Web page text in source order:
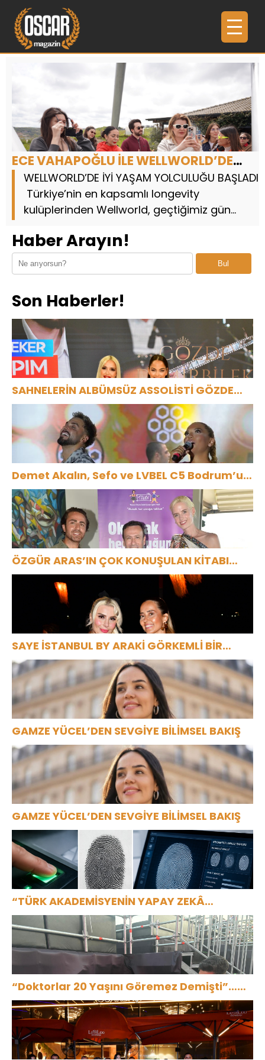
ECE VAHAPOĞLU İLE WELLWORLD’DE
NEFES VE YENİLENME
WELLWORLD’DE İYİ YAŞAM YOLCULUĞU BAŞLADI
Türkiye’nin en kapsamlı longevity
kulüplerinden Wellworld, geçtiğimiz gün
etkinlikle sağlıklı yaşam tutkunlar...
Haber Arayın!
Bul
Son Haberler!
SAHNELERİN ALBÜMSÜZ ASSOLİSTİ GÖZDE
DEMİRBİLEK, NR1 MAGAZİN’DE: “SON
ASSOLİST OLARAK VAR OLACAĞIM!”
Demet Akalın, Sefo ve LVBEL C5 Bodrum’u
Salladı
ÖZGÜR ARAS’IN ÇOK KONUŞULAN KİTABI
YENI BASKISINI TITANIC LUXURY COLLECTION
BODRUM’DA KUTLADI
SAYE İSTANBUL BY ARAKİ GÖRKEMLİ BİR
AÇILIŞLA KAPILARINI AÇTI!
GAMZE YÜCEL’DEN SEVGİYE BİLİMSEL BAKIŞ
GAMZE YÜCEL’DEN SEVGİYE BİLİMSEL BAKIŞ
“TÜRK AKADEMİSYENİN YAPAY ZEKÂ
HAMLESİ… PARMAK İZİNDEN KİŞİYE ÖZEL
ANALİZ”
“Doktorlar 20 Yaşını Göremez Demişti”…
Ispartalı Çağlar Özyiğit’in Derya Bedavacı
Buluşması Duygulandırdı